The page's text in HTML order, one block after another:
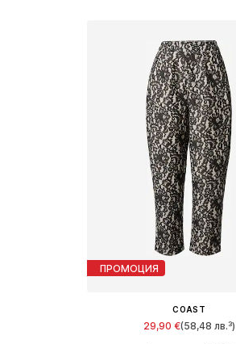
ПРОМОЦИЯ
COAST
29,90 €(58,48 лв.³)